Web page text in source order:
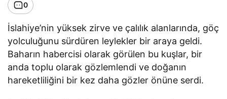
0
İslahiye’nin yüksek zirve ve çalılık alanlarında, göç
yolculuğunu sürdüren leylekler bir araya geldi.
Baharın habercisi olarak görülen bu kuşlar, bir
anda toplu olarak gözlemlendi ve doğanın
hareketliliğini bir kez daha gözler önüne serdi.